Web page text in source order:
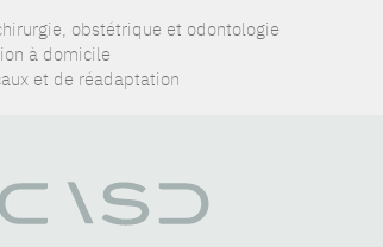
obstétrique et odontologie
à domicile
et de réadaptation